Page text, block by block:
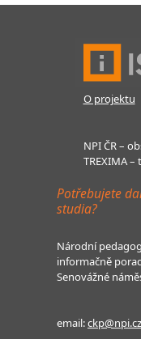
O projektu
NPI ČR –
TREXIMA
Potřebujete
studia?
Národní
informačně
Senovážné
email:ckp@npi.cz